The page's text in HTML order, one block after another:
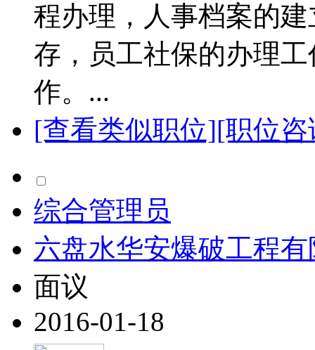
程办理，人事档案的
存，员工社保的办理
作。...
[查看类似职位][职位
综合管理员
六盘水华安爆破工程
面议
2016-01-18